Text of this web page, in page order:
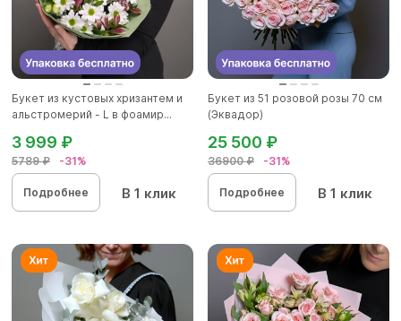
Букет из кустовых хризантем и
альстромерий - L в фоамир...
5789 ₽ -31%
3 999 ₽
Подробнее В 1 клик
Букет из 51 розовой розы 70 см
(Эквадор)
36900 ₽ -31%
25 500 ₽
Подробнее В 1 клик